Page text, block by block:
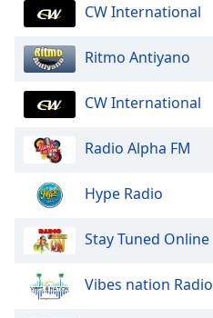
dialog
CW International
Ritmo Antiyano
CW International
Radio Alpha FM
Hype Radio
Stay Tuned Online
Vibes nation Radio